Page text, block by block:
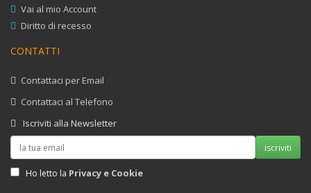
Vai al mio Account
Diritto di recesso
CONTATTI
Contattaci per Email
Contattaci al Telefono
Iscriviti alla Newsletter
iscriviti
Ho letto la Privacy e Cookie